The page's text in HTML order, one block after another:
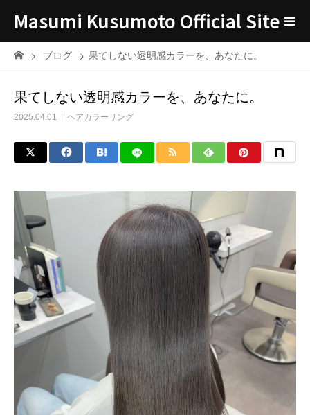
Masumi Kusumoto Official Site
ブログ 果てしない透明感カラーを、あなたに。
果てしない透明感カラーを、あなたに。
2025.04.01 ヘアカラーリング